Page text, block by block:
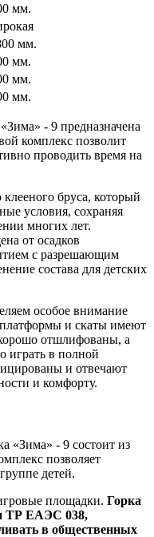
мм.
мм.
мм.
мм.
мм.
- 9 предназначена
комплекс позволит
проводить время на
бруса, который
условия, сохраняя
многих лет.
от осадков
с разрешающим
состава для детских
особое внимание
платформы и скаты имеют
отшлифованы, а
играть в полной
и отвечают
и комфорту.
«Зима» - 9 состоит из
позволяет
детей.
площадки. Горка
ТР ЕАЭС 038,
в общественных